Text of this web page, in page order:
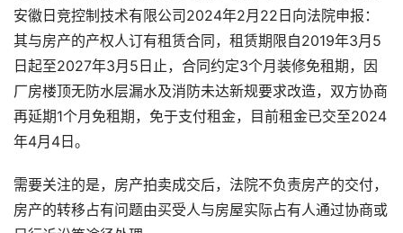
安徽日竞控制技术有限公司2024年2月22日向法院申报：
其与房产的产权人订有租赁合同，租赁期限自2019年3月5
日起至2027年3月5日止，合同约定3个月装修免租期，因
厂房楼顶无防水层漏水及消防未达新规要求改造，双方协商
再延期1个月免租期，免于支付租金，目前租金已交至2024
年4月4日。
需要关注的是，房产拍卖成交后，法院不负责房产的交付，
房产的转移占有问题由买受人与房屋实际占有人通过协商或